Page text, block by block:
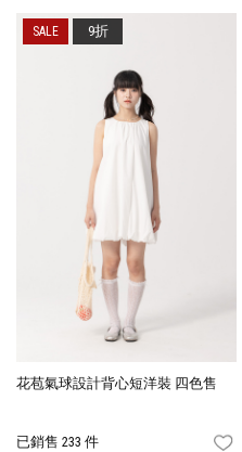
花苞氣球設計背心短洋裝 四色售
已銷售 233 件
9折